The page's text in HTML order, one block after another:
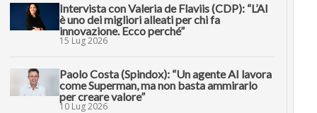
Intervista con Valeria de Flaviis (CDP): “L’AI
è uno dei migliori alleati per chi fa
innovazione. Ecco perché”
15 Lug 2026
Paolo Costa (Spindox): “Un agente AI lavora
come Superman, ma non basta ammirarlo
per creare valore”
10 Lug 2026